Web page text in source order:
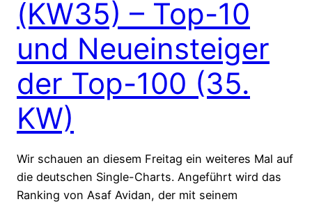
(KW35) – Top-10
und Neueinsteiger
der Top-100 (35.
KW)
Wir schauen an diesem Freitag ein weiteres Mal auf
die deutschen Single-Charts. Angeführt wird das
Ranking von Asaf Avidan, der mit seinem